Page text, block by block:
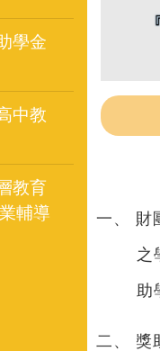
學金
中教
教育
輔導
一、 財
之
助
二、 獎